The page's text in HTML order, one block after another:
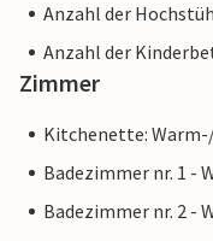
Anzahl der
Anzahl der
Zimmer
Kitchenette:
Badezimmer nr. 1 -
Badezimmer nr. 2 -